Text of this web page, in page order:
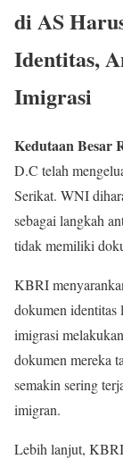
di AS
Identitas,
Imigrasi
Kedutaan Besar
D.C telah
Serikat. WNI
sebagai langkah
tidak memiliki
KBRI
dokumen identitas
imigrasi
dokumen mereka
semakin sering
imigran.
Lebih lanjut,